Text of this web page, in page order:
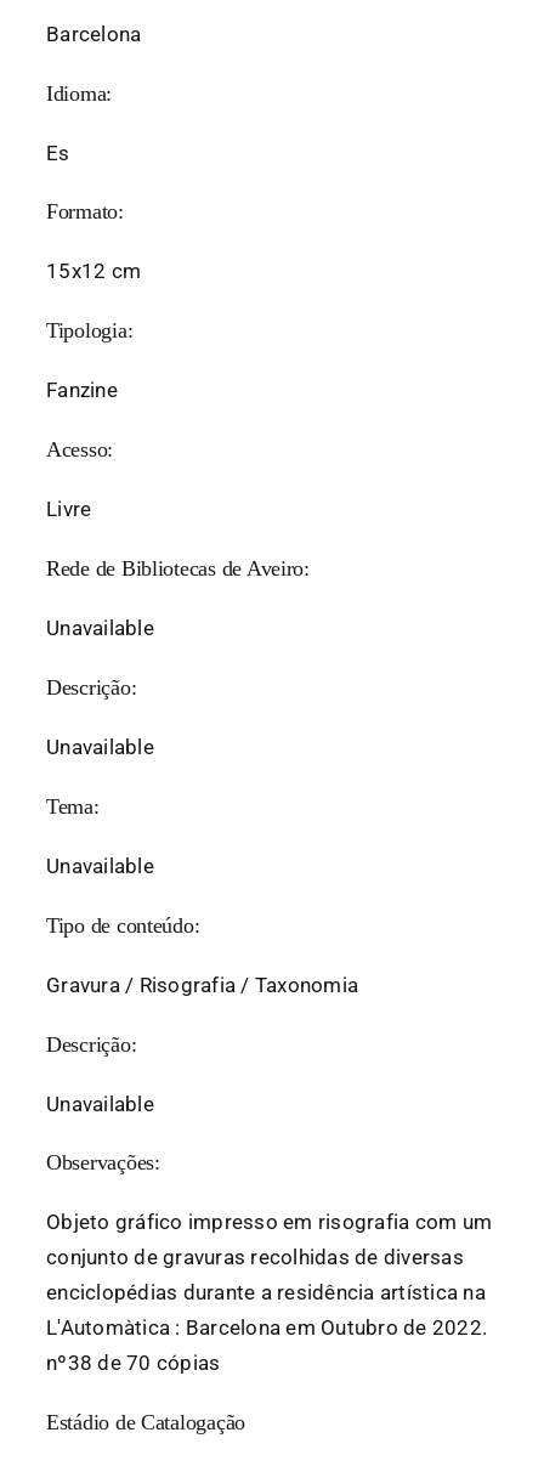
Barcelona
Idioma:
Es
Formato:
15x12 cm
Tipologia:
Fanzine
Acesso:
Livre
Rede de Bibliotecas de Aveiro:
Unavailable
Descrição:
Unavailable
Tema:
Unavailable
Tipo de conteúdo:
Gravura / Risografia / Taxonomia
Descrição:
Unavailable
Observações:
Objeto gráfico impresso em risografia com um
conjunto de gravuras recolhidas de diversas
enciclopédias durante a residência artística na
L'Automàtica : Barcelona em Outubro de 2022.
nº38 de 70 cópias
Estádio de Catalogação